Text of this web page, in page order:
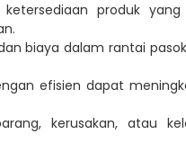
produk
biaya dalam rantai
efisien dapat
kerusakan, atau